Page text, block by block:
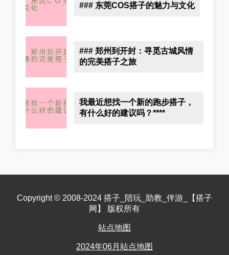
### 东莞COS搭子的魅力与文化
### 郑州到开封：寻觅古城风情
的完美搭子之旅
我最近想找一个新的跑步搭子，
有什么好的建议吗？****
Copyright © 2008-2024 搭子_陪玩_助教_伴游_【搭子
网】 版权所有
站点地图
2024年06月站点地图